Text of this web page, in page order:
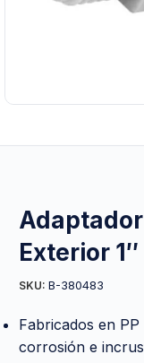
Exterior 1″
SKU: B-380483
Fabricados en
corrosión e